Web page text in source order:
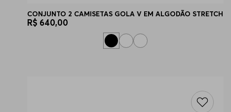
CONJUNTO 2 CAMISETAS GOLA V EM ALGODÃO STRETCH
R$ 640,00